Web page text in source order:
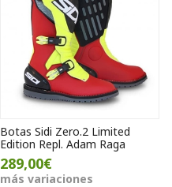
Botas Sidi Zero.2 Limited
Edition Repl. Adam Raga
289,00€
más variaciones